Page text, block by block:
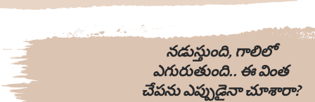
నడుస్తుంది, గాలిలో
ఎగురుతుంది.. ఈ వింత
చేపను ఎప్పుడైనా చూశారా?